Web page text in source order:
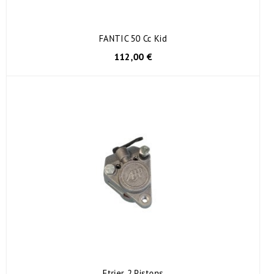
FANTIC 50 Cc Kid
112,00 €